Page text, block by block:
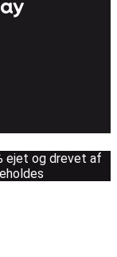
ejet og drevet af